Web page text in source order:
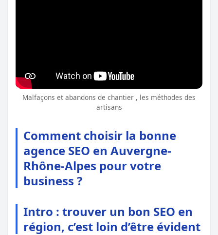
Malfaçons et abandons de chantier , les méthodes des
artisans
Comment choisir la bonne
agence SEO en Auvergne-
Rhône-Alpes pour votre
business ?
Intro : trouver un bon SEO en
région, c’est loin d’être évident